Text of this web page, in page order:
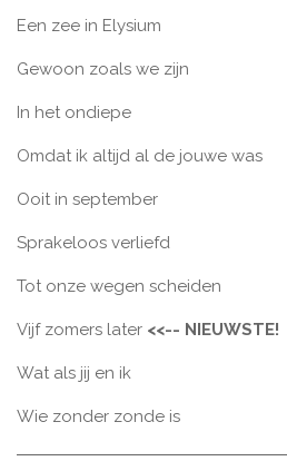
Een zee in Elysium
Gewoon zoals we zijn
In het ondiepe
Omdat ik altijd al de jouwe was
Ooit in september
Sprakeloos verliefd
Tot onze wegen scheiden
Vijf zomers later <<-- NIEUWSTE!
Wat als jij en ik
Wie zonder zonde is